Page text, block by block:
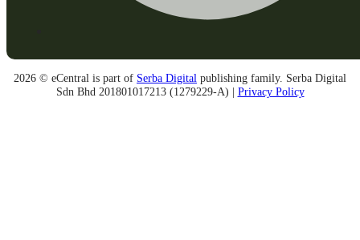
2026 © eCentral is part of Serba Digital publishing family. Serba Digital
Sdn Bhd 201801017213 (1279229-A) | Privacy Policy